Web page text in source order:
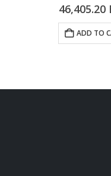
46,405.20
ADD TO